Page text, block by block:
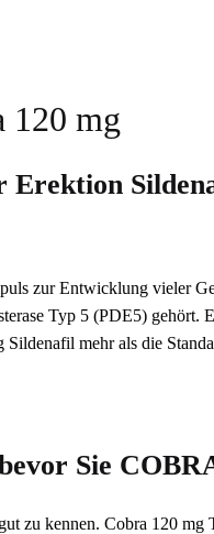
120 mg
Erektion
zur Entwicklung vieler
Typ 5 (PDE5)
mehr als die
Sie
zu kennen. Cobra 120